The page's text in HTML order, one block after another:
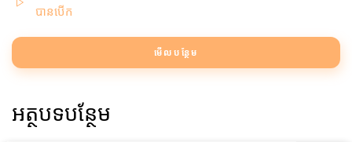
បានបើក
មើលបន្ថែម
អត្ថបទបន្ថែម